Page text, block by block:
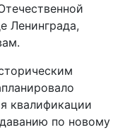
Ленинграда,
квалификации
по новому